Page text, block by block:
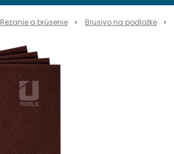
Rezanie a brúsenie Brusivo na podložke